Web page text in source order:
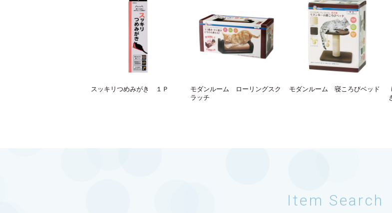
スッキリつめみがき １Ｐ
モダンルーム ローリングスク
ラッチ
モダンルーム 寝ころびベッド
Item Search